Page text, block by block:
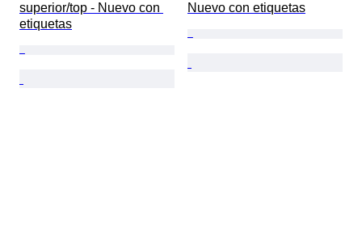
superior/top - Nuevo con
etiquetas
Nuevo con etiquetas